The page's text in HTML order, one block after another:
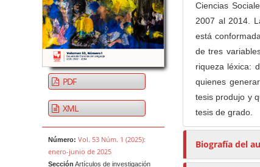
PDF
XML
Número: Vol. 53 Núm. 1 (2025):
enero-junio de 2025
Sección Artículos de investigación
Ciencias
2007 al 2014.
está
de tres
riqueza léxica:
quienes
tesis produjo y
tesis de grado.
Biografía del